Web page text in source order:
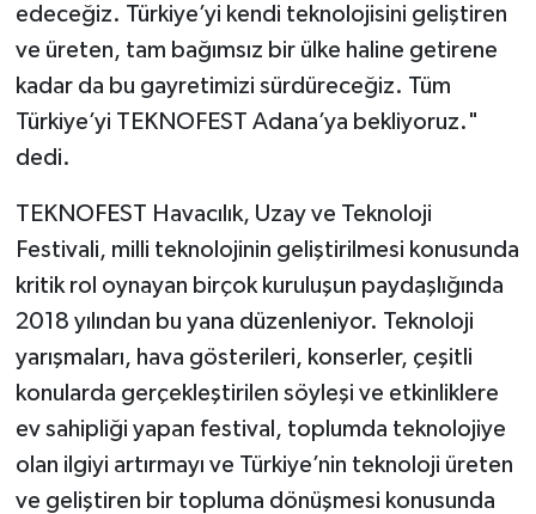
edeceğiz. Türkiye’yi kendi teknolojisini geliştiren
ve üreten, tam bağımsız bir ülke haline getirene
kadar da bu gayretimizi sürdüreceğiz. Tüm
Türkiye’yi TEKNOFEST Adana’ya bekliyoruz."
dedi.
TEKNOFEST Havacılık, Uzay ve Teknoloji
Festivali, milli teknolojinin geliştirilmesi konusunda
kritik rol oynayan birçok kuruluşun paydaşlığında
2018 yılından bu yana düzenleniyor. Teknoloji
yarışmaları, hava gösterileri, konserler, çeşitli
konularda gerçekleştirilen söyleşi ve etkinliklere
ev sahipliği yapan festival, toplumda teknolojiye
olan ilgiyi artırmayı ve Türkiye’nin teknoloji üreten
ve geliştiren bir topluma dönüşmesi konusunda